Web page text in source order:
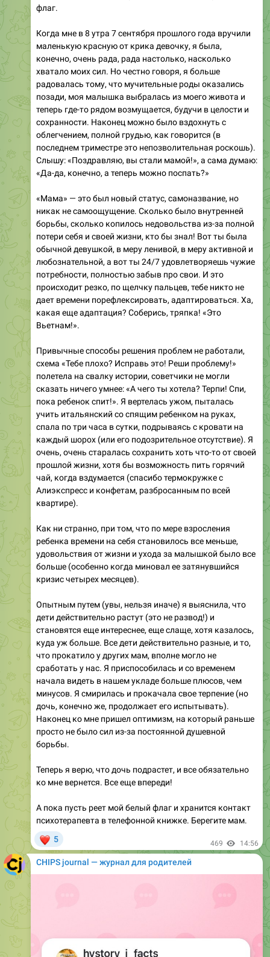
Когда мне в 8 утра 7 сентября прошлого года вручили
конечно, очень рада, рада настолько, насколько
хватало моих сил. Но честно говоря, я больше
радовалась тому, что мучительные роды оказались
позади, моя малышка выбралась из моего живота и
теперь где-то рядом возмущается, будучи в целости и
сохранности. Наконец можно было вздохнуть с
облегчением, полной грудью, как говорится (в
последнем триместре это непозволительная роскошь).
Слышу: «Поздравляю, вы стали мамой!», а сама думаю:
«Да-да, конечно, а теперь можно поспать?»
«Мама» — это был новый статус, самоназвание, но
борьбы, сколько копилось недовольства из-за полной
потери себя и своей жизни, кто бы знал! Вот ты была
обычной девушкой, в меру ленивой, в меру активной и
любознательной, а вот ты 24/7 удовлетворяешь чужие
потребности, полностью забыв про свои. И это
происходит резко, по щелчку пальцев, тебе никто не
дает времени порефлексировать, адаптироваться. Ха,
какая еще адаптация? Соберись, тряпка! «Это
Вьетнам!».
Привычные способы решения проблем не работали,
полетела на свалку истории, советчики не могли
сказать ничего умнее: «А чего ты хотела? Терпи! Спи,
пока ребенок спит!». Я вертелась ужом, пыталась
учить итальянский со спящим ребенком на руках,
спала по три часа в сутки, подрываясь с кровати на
каждый шорох (или его подозрительное отсутствие). Я
очень, очень старалась сохранить хоть что-то от своей
прошлой жизни, хотя бы возможность пить горячий
чай, когда вздумается (спасибо термокружке с
Алиэкспресс и конфетам, разбросанным по всей
квартире).
Как ни странно, при том, что по мере взросления
удовольствия от жизни и ухода за малышкой было все
больше (особенно когда миновал ее затянувшийся
кризис четырех месяцев).
Опытным путем (увы, нельзя иначе) я выяснила, что
становятся еще интереснее, еще слаще, хотя казалось,
куда уж больше. Все дети действительно разные, и то,
что прокатило у других мам, вполне могло не
сработать у нас. Я приспособилась и со временем
начала видеть в нашем укладе больше плюсов, чем
минусов. Я смирилась и прокачала свое терпение (но
дочь, конечно же, продолжает его испытывать).
Наконец ко мне пришел оптимизм, на который раньше
просто не было сил из-за постоянной душевной
борьбы.
Теперь я верю, что дочь подрастет, и все обязательно
А пока пусть реет мой белый флаг и хранится контакт
5 469 14:56
CHIPS journal — журнал для родителей